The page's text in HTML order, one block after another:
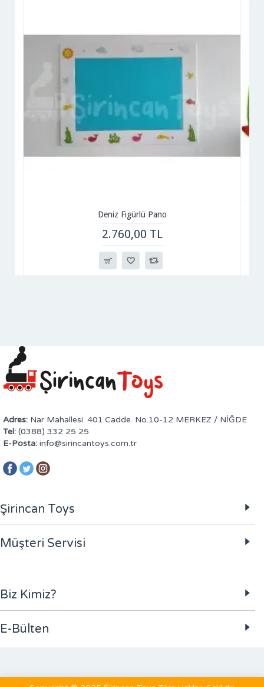
Deniz Figürlü Pano
2.760,00 TL
Adres: Nar Mahallesi. 401.Cadde. No.10-12 MERKEZ / NİĞDE
Tel: (0388) 332 25 25
E-Posta: info@sirincantoys.com.tr
Şirincan Toys
Müşteri Servisi
Biz Kimiz?
E-Bülten